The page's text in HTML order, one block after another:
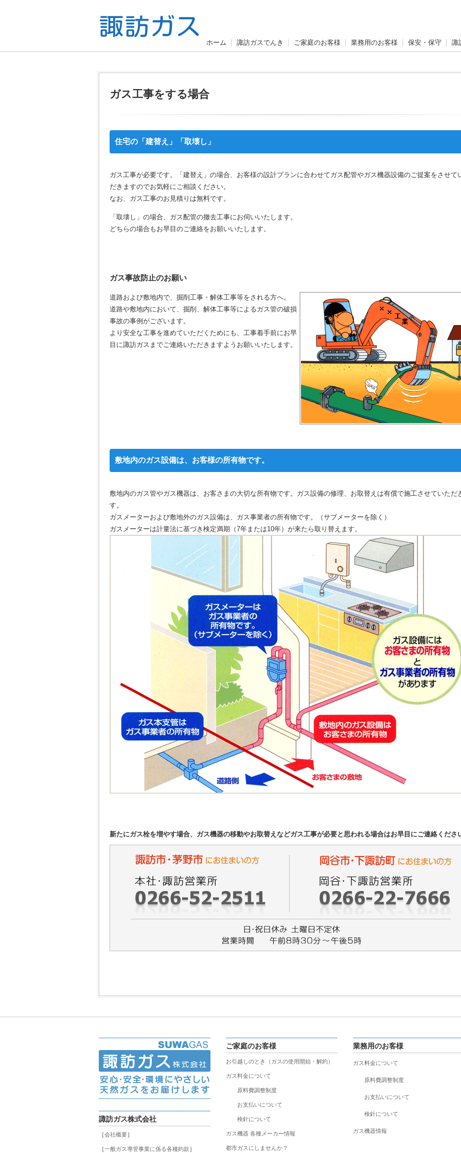
ホーム 諏訪ガスでんき ご家庭のお客様 業務用のお客様 保安・保守 諏
ガス工事をする場合
住宅の「建替え」「取壊し」
ガス工事が必要です。「建替え」の場合、お客様の設計プランに合わせてガス配管やガス機器設備のご提案をさせて
だきますのでお気軽にご相談ください。
なお、ガス工事のお見積りは無料です。
「取壊し」の場合、ガス配管の撤去工事にお伺いいたします。
どちらの場合もお早目のご連絡をお願いいたします。
ガス事故防止のお願い
道路および敷地内で、掘削工事・解体工事等をされる方へ。
道路や敷地内において、掘削、解体工事等によるガス管の破損
事故の事例がございます。
より安全な工事を進めていただくためにも、工事着手前にお早
目に諏訪ガスまでご連絡いただきますようお願いいたします。
敷地内のガス設備は、お客様の所有物です。
敷地内のガス管やガス機器は、お客さまの大切な所有物です。ガス設備の修理、お取替えは有償で施工させていただ
す。
ガスメーターおよび敷地外のガス設備は、ガス事業者の所有物です。（サブメーターを除く）
ガスメーターは計量法に基づき検定満期（7年または10年）が来たら取り替えます。
新たにガス栓を増やす場合、ガス機器の移動やお取替えなどガス工事が必要と思われる場合はお早目にご連絡くださ
諏訪ガス株式会社
［会社概要］
［一般ガス導管事業に係る各種約款］
ご家庭のお客様
お引越しのとき（ガスの使用開始・解約）
ガス料金について
原料費調整制度
お支払いについて
検針について
ガス機器 各種メーカー情報
都市ガスにしませんか？
業務用のお客様
ガス料金について
原料費調整制度
お支払いについて
検針について
ガス機器情報